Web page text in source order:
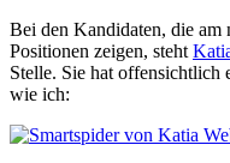
Bei den Kandidaten, die am
Positionen zeigen, steht
Stelle. Sie hat offensichtlich
wie ich: